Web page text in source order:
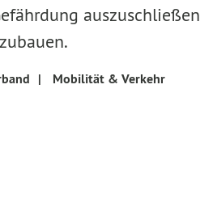
auszuschließen
|
Mobilität & Verkehr